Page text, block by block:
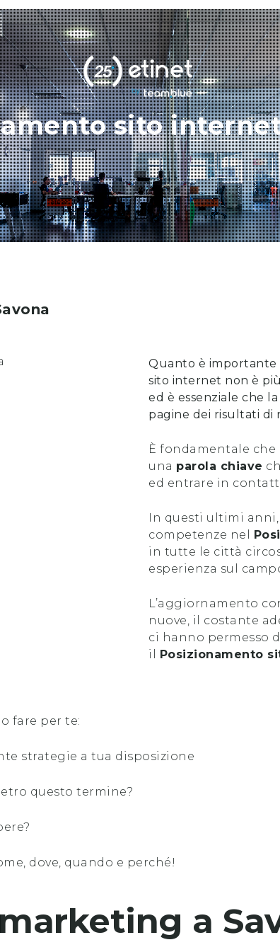
sito
Quanto è importante
sito internet non è
ed è essenziale che
pagine dei risultati di
È fondamentale
una parola chiave
ed entrare in
In questi ultimi
competenze nel
in tutte le città
esperienza sul
L’aggiornamento
nuove, il costante
ci hanno permesso
il
Posizionamento
fare per te:
strategie a tua disposizione
questo termine?
dove, quando e perché!
a